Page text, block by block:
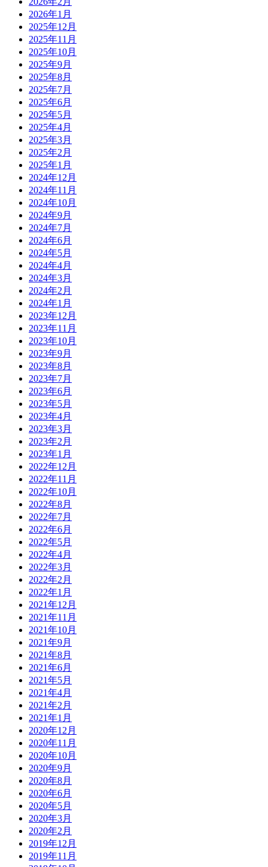
2026年1月
2025年12月
2025年11月
2025年10月
2025年9月
2025年8月
2025年7月
2025年6月
2025年5月
2025年4月
2025年3月
2025年2月
2025年1月
2024年12月
2024年11月
2024年10月
2024年9月
2024年7月
2024年6月
2024年5月
2024年4月
2024年3月
2024年2月
2024年1月
2023年12月
2023年11月
2023年10月
2023年9月
2023年8月
2023年7月
2023年6月
2023年5月
2023年4月
2023年3月
2023年2月
2023年1月
2022年12月
2022年11月
2022年10月
2022年8月
2022年7月
2022年6月
2022年5月
2022年4月
2022年3月
2022年2月
2022年1月
2021年12月
2021年11月
2021年10月
2021年9月
2021年8月
2021年6月
2021年5月
2021年4月
2021年2月
2021年1月
2020年12月
2020年11月
2020年10月
2020年9月
2020年8月
2020年6月
2020年5月
2020年3月
2020年2月
2019年12月
2019年11月